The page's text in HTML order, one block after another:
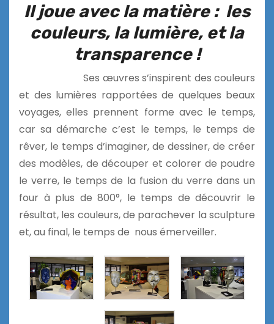
Il joue avec la matière : les
couleurs, la lumière, et la
transparence !
Ses œuvres s’inspirent des couleurs
et des lumières rapportées de quelques beaux
voyages, elles prennent forme avec le temps,
car sa démarche c’est le temps, le temps de
rêver, le temps d’imaginer, de dessiner, de créer
des modèles, de découper et colorer de poudre
le verre, le temps de la fusion du verre dans un
four à plus de 800°, le temps de découvrir le
résultat, les couleurs, de parachever la sculpture
et, au final, le temps de nous émerveiller.